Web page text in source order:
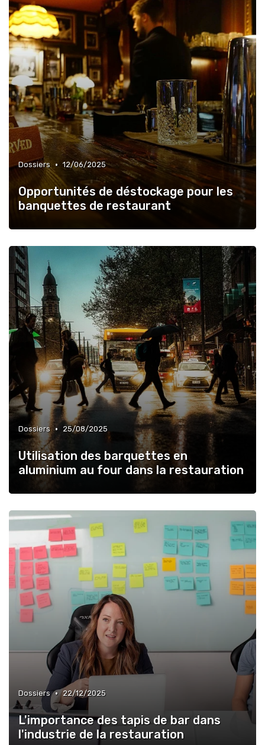
Dossiers • 12/06/2025
Opportunités de déstockage pour les
banquettes de restaurant
Dossiers • 25/08/2025
Utilisation des barquettes en
aluminium au four dans la restauration
Dossiers • 22/12/2025
L'importance des tapis de bar dans
l'industrie de la restauration